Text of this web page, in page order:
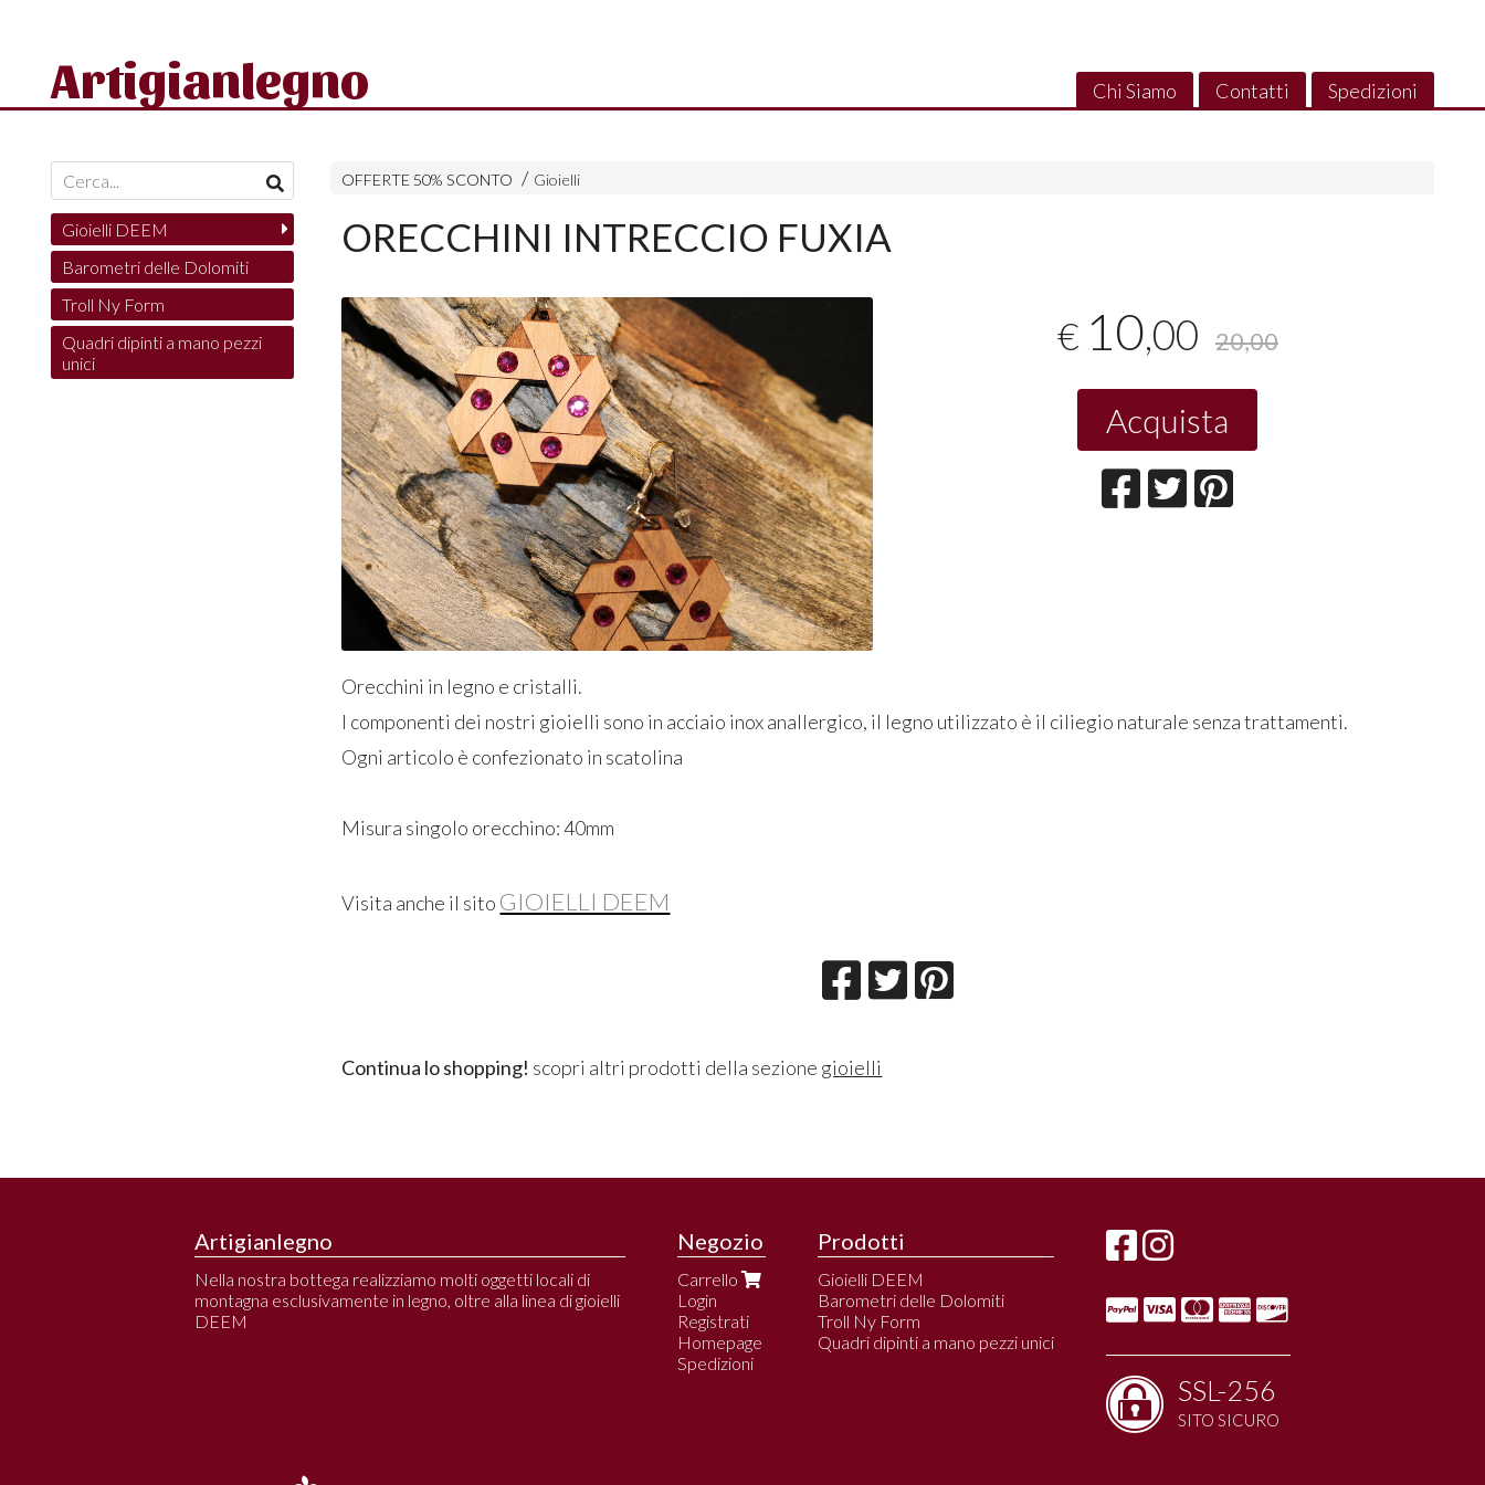
Chi Siamo Contatti Spedizioni
Artigianlegno
OFFERTE 50% SCONTO Gioielli
ORECCHINI INTRECCIO FUXIA
€ 10,00 20,00
Acquista
Orecchini in legno e cristalli.
I componenti dei nostri gioielli sono in acciaio inox anallergico, il legno utilizzato è il ciliegio naturale senza trattamenti.
Ogni articolo è confezionato in scatolina
Misura singolo orecchino: 40mm
Visita anche il sito GIOIELLI DEEM
Continua lo shopping! scopri altri prodotti della sezione gioielli
Gioielli DEEM
Barometri delle Dolomiti
Troll Ny Form
Quadri dipinti a mano pezzi
unici
Artigianlegno
Nella nostra bottega realizziamo molti oggetti locali di
montagna esclusivamente in legno, oltre alla linea di gioielli
DEEM
Negozio
Carrello
Login
Registrati
Homepage
Spedizioni
Prodotti
Gioielli DEEM
Barometri delle Dolomiti
Troll Ny Form
Quadri dipinti a mano pezzi unici
SSL-256
SITO SICURO